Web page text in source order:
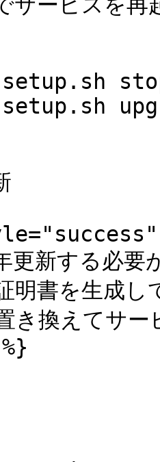
更新する必要
明書を生成し
き換えてサ